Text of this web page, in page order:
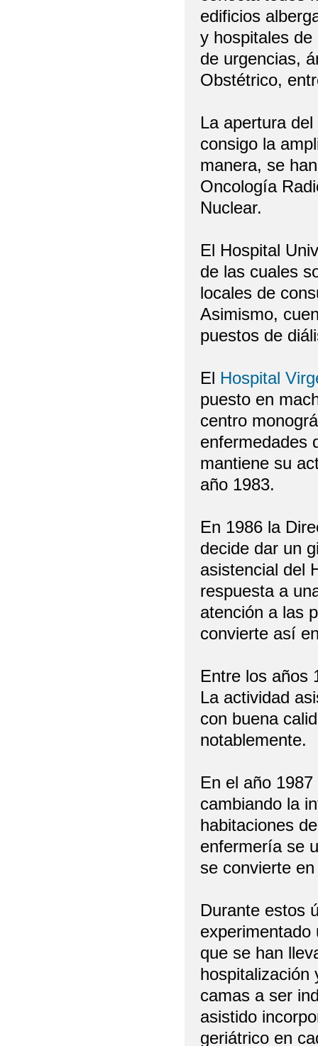
edificios
y hospitales
de urgencias,
Obstétrico,
La apertura
consigo la
manera, se
Oncología
Nuclear.
El Hospital
de las cuales
locales de
Asimismo,
puestos de
El Hospital
puesto en
centro
enfermedades
mantiene su
año 1983.
En 1986 la
decide dar un
asistencial del
respuesta a
atención a las
convierte así
Entre los años
La actividad
con buena
notablemente.
En el año
cambiando la
habitaciones
enfermería se
se convierte
Durante estos
experimentado
que se han
hospitalización
camas a ser
asistido
geriátrico en